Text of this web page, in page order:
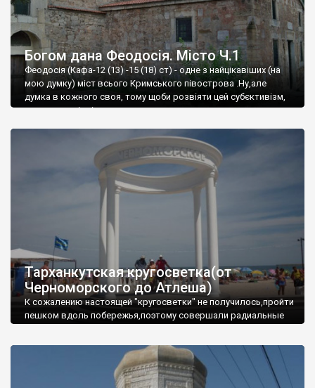
Богом дана Феодосія. Місто Ч.1
Феодосія (Кафа-12 (13) -15 (18) ст) - одне з найцікавіших (на
мою думку) міст всього Кримського півострова .Ну,але
думка в кожного своя, тому щоби розвіяти цей субєктивізм,
запрошую відвідати це
Тарханкутская кругосветка(от
Черноморского до Атлеша)
К сожалению настоящей "кругосветки" не получилось,пройти
пешком вдоль побережья,поэтому совершали радиальные